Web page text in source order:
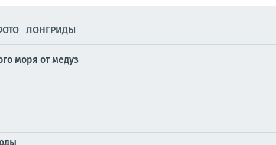
ЛОНГРИДЫ
моря от медуз